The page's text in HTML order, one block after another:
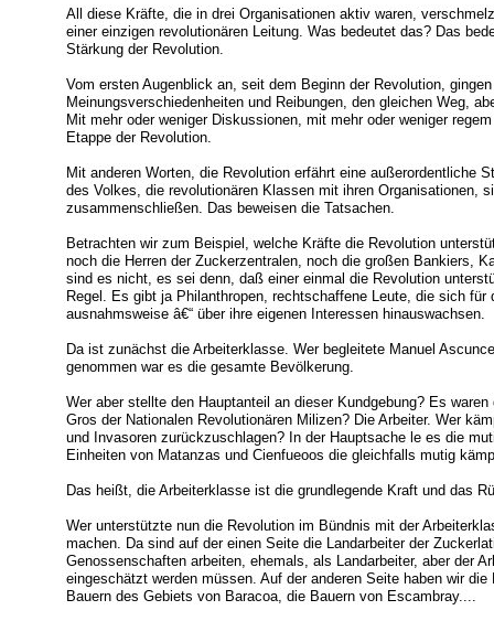
All diese Kräfte, die in drei Organisationen aktiv waren,
einer einzigen revolutionären Leitung. Was bedeutet das? Das
Stärkung der Revolution.
Vom ersten Augenblick an, seit dem Beginn der Revolution,
Meinungsverschiedenheiten und Reibungen, den gleichen Weg,
Mit mehr oder weniger Diskussionen, mit mehr oder weniger
Etappe der Revolution.
Mit anderen Worten, die Revolution erfährt eine außerordentliche
des Volkes, die revolutionären Klassen mit ihren Organisationen,
zusammenschließen. Das beweisen die Tatsachen.
Betrachten wir zum Beispiel, welche Kräfte die Revolution
noch die Herren der Zuckerzentralen, noch die großen Bankiers,
sind es nicht, es sei denn, daß einer einmal die Revolution
Regel. Es gibt ja Philanthropen, rechtschaffene Leute, die sich für
ausnahmsweise â€“ über ihre eigenen Interessen hinauswachsen.
Da ist zunächst die Arbeiterklasse. Wer begleitete Manuel
genommen war es die gesamte Bevölkerung.
Wer aber stellte den Hauptanteil an dieser Kundgebung? Es
Gros der Nationalen Revolutionären Milizen? Die Arbeiter. Wer
und Invasoren zurückzuschlagen? In der Hauptsache le es die
Einheiten von Matanzas und Cienfueoos die gleichfalls mutig
Das heißt, die Arbeiterklasse ist die grundlegende Kraft und das
Wer unterstützte nun die Revolution im Bündnis mit der
machen. Da sind auf der einen Seite die Landarbeiter der
Genossenschaften arbeiten, ehemals, als Landarbeiter, aber der
eingeschätzt werden müssen. Auf der anderen Seite haben wir
Bauern des Gebiets von Baracoa, die Bauern von Escambray....